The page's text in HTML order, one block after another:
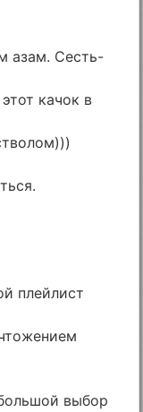
азам. Сесть-
качок в
плейлист
выбор